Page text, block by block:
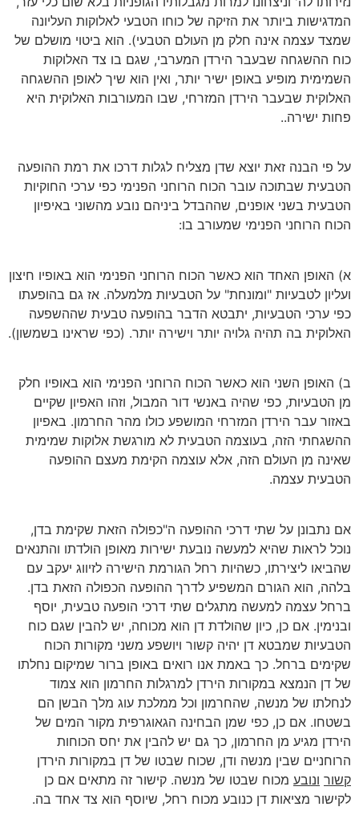
המדגישות ביותר את הזיקה של כוחו הטבעי לאלוקות העליונה
שמצד עצמה אינה חלק מן העולם הטבעי). הוא ביטוי מושלם של
כוח ההשגחה שבעבר הירדן המערבי, שגם בו צד האלוקות
השמימית מופיע באופן ישיר יותר, ואין הוא שיך לאופן ההשגחה
האלוקית שבעבר הירדן המזרחי, שבו המעורבות האלוקית היא
פחות ישירה..
על פי הבנה זאת יוצא שדן מצליח לגלות דרכו את רמת ההופעה
הטבעית שבתוכה עובר הכוח הרוחני הפנימי כפי ערכי החוקיות
הטבעית בשני אופנים, שההבדל ביניהם נובע מהשוני באיפיון
הכוח הרוחני הפנימי שמעורב בו:
א) האופן האחד הוא כאשר הכוח הרוחני הפנימי הוא באופיו חיצון
ועליון לטבעיות "ומונחת" על הטבעיות מלמעלה. אז גם בהופעתו
כפי ערכי הטבעיות, יתבטא הדבר בהופעה טבעית שההשפעה
האלוקית בה תהיה גלויה יותר וישירה יותר. (כפי שראינו בשמשון).
ב) האופן השני הוא כאשר הכוח הרוחני הפנימי הוא באופיו חלק
מן הטבעיות, כפי שהיה באנשי דור המבול, וזהו האפיון שקיים
באזור עבר הירדן המזרחי המושפע כולו מהר החרמון. באפיון
ההשגחתי הזה, בעוצמה הטבעית לא מורגשת אלוקות שמימית
שאינה מן העולם הזה, אלא עוצמה הקימת מעצם ההופעה
הטבעית עצמה.
אם נתבונן על שתי דרכי ההופעה ה"כפולה הזאת שקימת בדן,
נוכל לראות שהיא למעשה נובעת ישירות מאופן הולדתו והתנאים
שהביאו ליצירתו, כשהיות רחל הגורמת הישירה לזיווג יעקב עם
בלהה, הוא הגורם המשפיע לדרך ההופעה הכפולה הזאת בדן.
ברחל עצמה למעשה מתגלים שתי דרכי הופעה טבעית, יוסף
ובנימין. אם כן, כיון שהולדת דן הוא מכוחה, יש להבין שגם כוח
הטבעיות שמבטא דן יהיה קשור ויושפע משני מקורות הכוח
שקימים ברחל. כך באמת אנו רואים באופן ברור שמיקום נחלתו
של דן הנמצא במקורות הירדן למרגלות החרמון הוא צמוד
לנחלתו של מנשה, שהחרמון וכל ממלכת עוג מלך הבשן הם
בשטחו. אם כן, כפי שמן הבחינה הגאוגרפית מקור המים של
הירדן מגיע מן החרמון, כך גם יש להבין את יחס הכוחות
הרוחניים שבין מנשה ודן, שכוח שבטו של דן במקורות הירדן
קשור ונובע מכוח שבטו של מנשה. קישור זה מתאים אם כן
לקישור מציאות דן כנובע מכוח רחל, שיוסף הוא צד אחד בה.